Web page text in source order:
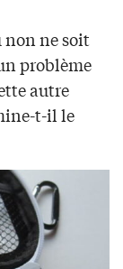
ne soit
problème
autre
t-il le